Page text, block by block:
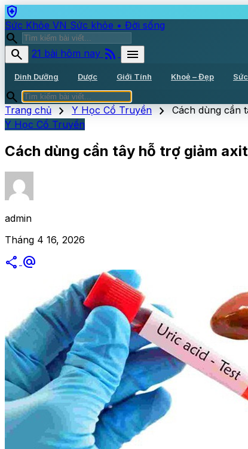
health_and_safety
Sức Khỏe VN Sức khỏe • Đời sống
search
search
21 bài hôm nay rss_feed menu
Dinh Dưỡng Dược Giới Tính Khoẻ – Đẹp
search
Trang chủ chevron_right Y Học Cổ Truyền chevron_right Cách dùng cần
Y Học Cổ Truyền
Cách dùng cần tây hỗ trợ giảm
admin
Tháng 4 16, 2026
share alternate_email